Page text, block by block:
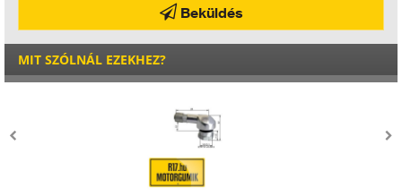
Beküldés
MIT SZÓLNÁL EZEKHEZ?